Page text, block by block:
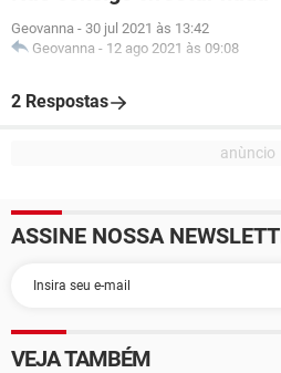
Geovanna - 30 jul 2021 às 13:42
Geovanna - 12 ago 2021 às 09:08
2 Respostas
ASSINE NOSSA
VEJA TAMBÉM